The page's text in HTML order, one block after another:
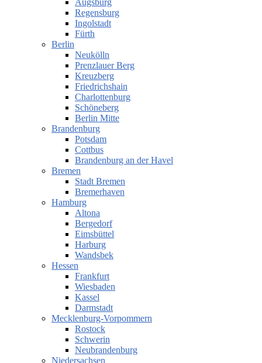
Augsburg
Regensburg
Ingolstadt
Fürth
Berlin
Neukölln
Prenzlauer Berg
Kreuzberg
Friedrichshain
Charlottenburg
Schöneberg
Berlin Mitte
Brandenburg
Potsdam
Cottbus
Brandenburg an der Havel
Bremen
Stadt Bremen
Bremerhaven
Hamburg
Altona
Bergedorf
Eimsbüttel
Harburg
Wandsbek
Hessen
Frankfurt
Wiesbaden
Kassel
Darmstadt
Mecklenburg-Vorpommern
Rostock
Schwerin
Neubrandenburg
Niedersachsen